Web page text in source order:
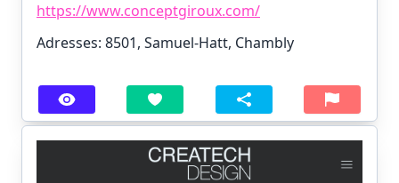
https://www.conceptgiroux.com/
Adresses: 8501, Samuel-Hatt, Chambly